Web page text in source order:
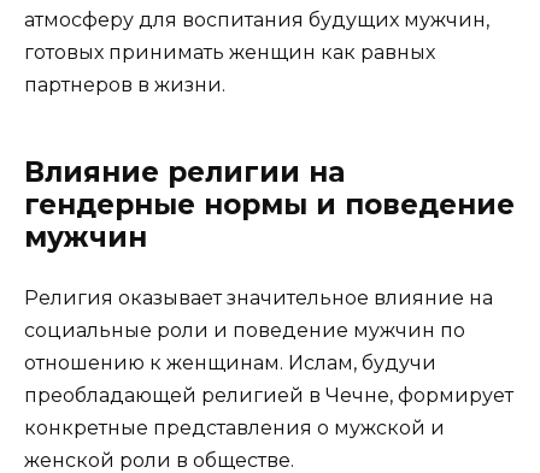
атмосферу для воспитания будущих мужчин,
готовых принимать женщин как равных
партнеров в жизни.
Влияние религии на
гендерные нормы и поведение
мужчин
Религия оказывает значительное влияние на
социальные роли и поведение мужчин по
отношению к женщинам. Ислам, будучи
преобладающей религией в Чечне, формирует
конкретные представления о мужской и
женской роли в обществе.